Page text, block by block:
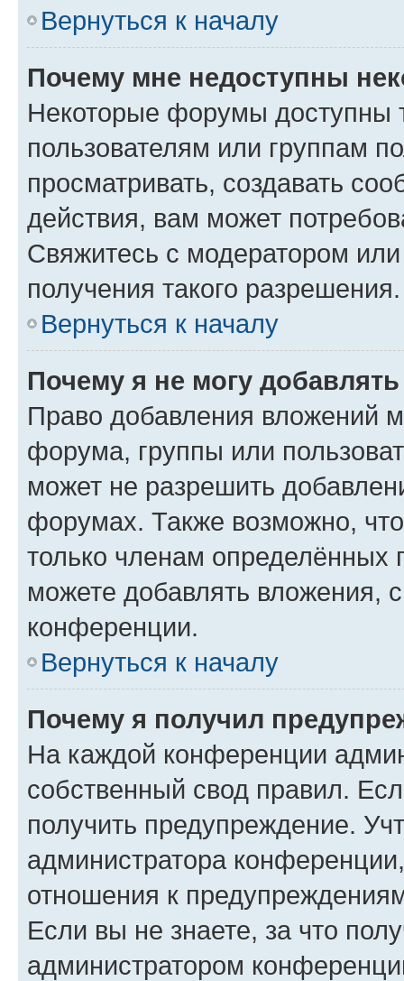
Вернуться к началу
Почему мне недоступны
Некоторые форумы доступны
пользователям или группам
просматривать, создавать
действия, вам может
Свяжитесь с модератором
получения такого разрешения.
Вернуться к началу
Почему я не могу
Право добавления вложений
форума, группы или
может не разрешить
форумах. Также возможно,
только членам определённых
можете добавлять вложения,
конференции.
Вернуться к началу
Почему я получил
На каждой конференции
собственный свод правил.
получить предупреждение.
администратора
отношения к
Если вы не знаете, за что
администратором